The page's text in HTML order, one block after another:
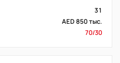
31
AED 850 тыс.
70/30